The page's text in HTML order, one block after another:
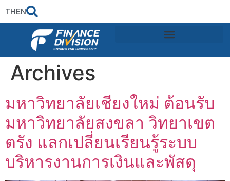
THEN
Archives
มหาวิทยาลัยเชียงใหม่ ต้อนรับ
มหาวิทยาลัยสงขลา วิทยาเขต
ตรัง แลกเปลี่ยนเรียนรู้ระบบ
บริหารงานการเงินและพัสดุ